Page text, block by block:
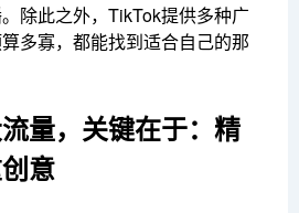
除此之外，TikTok提供多种广
多寡，都能找到适合自己的那
量，关键在于：精
意